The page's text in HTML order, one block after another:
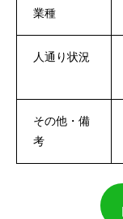
業種
人通り状況
その他・備
考